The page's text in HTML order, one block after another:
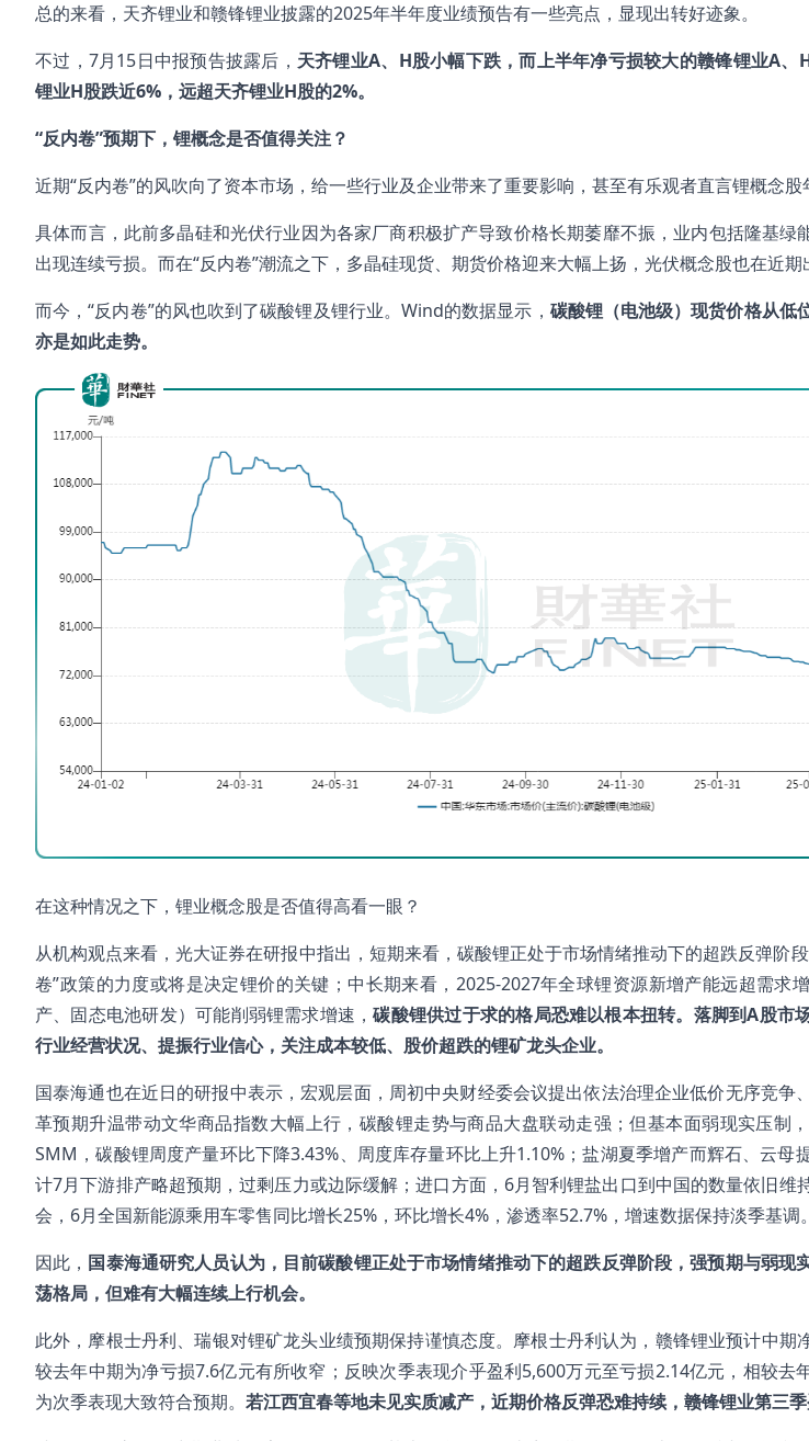
总的来看，天齐锂业和赣锋锂业披露的2025年半年度业绩预告有一些亮点，显现出转好迹象。
不过，7月15日中报预告披露后， 天齐锂业A、H股小幅下跌，而上半年净亏损较大的赣锋锂业A、
锂业H股跌近6%，远超天齐锂业H股的2%。
“反内卷”预期下，锂概念是否值得关注？
近期“反内卷”的风吹向了资本市场，给一些行业及企业带来了重要影响，甚至有乐观者直言锂概念股
具体而言，此前多晶硅和光伏行业因为各家厂商积极扩产导致价格长期萎靡不振，业内包括隆基绿
出现连续亏损。而在“反内卷”潮流之下，多晶硅现货、期货价格迎来大幅上扬，光伏概念股也在近期
而今，“反内卷”的风也吹到了碳酸锂及锂行业。Wind的数据显示， 碳酸锂（电池级）现货价格从低
亦是如此走势。
在这种情况之下，锂业概念股是否值得高看一眼？
从机构观点来看，光大证券在研报中指出，短期来看，碳酸锂正处于市场情绪推动下的超跌反弹阶
卷”政策的力度或将是决定锂价的关键；中长期来看，2025-2027年全球锂资源新增产能远超需求
产、固态电池研发）可能削弱锂需求增速，碳酸锂供过于求的格局恐难以根本扭转。落脚到A股市
行业经营状况、提振行业信心，关注成本较低、股价超跌的锂矿龙头企业。
国泰海通也在近日的研报中表示，宏观层面，周初中央财经委会议提出依法治理企业低价无序竞争
革预期升温带动文华商品指数大幅上行，碳酸锂走势与商品大盘联动走强；但基本面弱现实压制
SMM，碳酸锂周度产量环比下降3.43%、周度库存量环比上升1.10%；盐湖夏季增产而辉石、云母
计7月下游排产略超预期，过剩压力或边际缓解；进口方面，6月智利锂盐出口到中国的数量依旧维
会，6月全国新能源乘用车零售同比增长25%，环比增长4%，渗透率52.7%，增速数据保持淡季基调。
因此， 国泰海通研究人员认为，目前碳酸锂正处于市场情绪推动下的超跌反弹阶段，强预期与弱现
荡格局，但难有大幅连续上行机会。
此外，摩根士丹利、瑞银对锂矿龙头业绩预期保持谨慎态度。摩根士丹利认为，赣锋锂业预计中期
较去年中期为净亏损7.6亿元有所收窄；反映次季表现介乎盈利5,600万元至亏损2.14亿元，相较去
为次季表现大致符合预期。 若江西宜春等地未见实质减产，近期价格反弹恐难持续，赣锋锂业第三季